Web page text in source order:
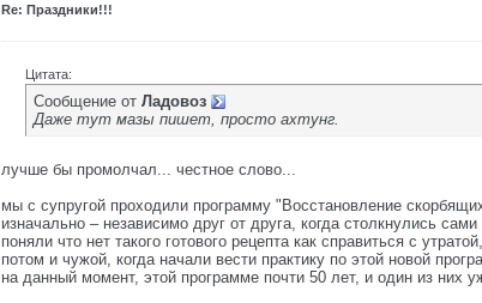
Re: Праздники!!!
Цитата:
Сообщение от Ладовоз
Даже тут мазы пишет, просто ахтунг.
лучше бы промолчал... честное слово...
мы с супругой проходили программу "Восстановление
изначально – независимо друг от друга, когда столкнулись сами
поняли что нет такого готового рецепта как справиться с
потом и чужой, когда начали вести практику по этой новой
на данный момент, этой программе почти 50 лет, и один из них